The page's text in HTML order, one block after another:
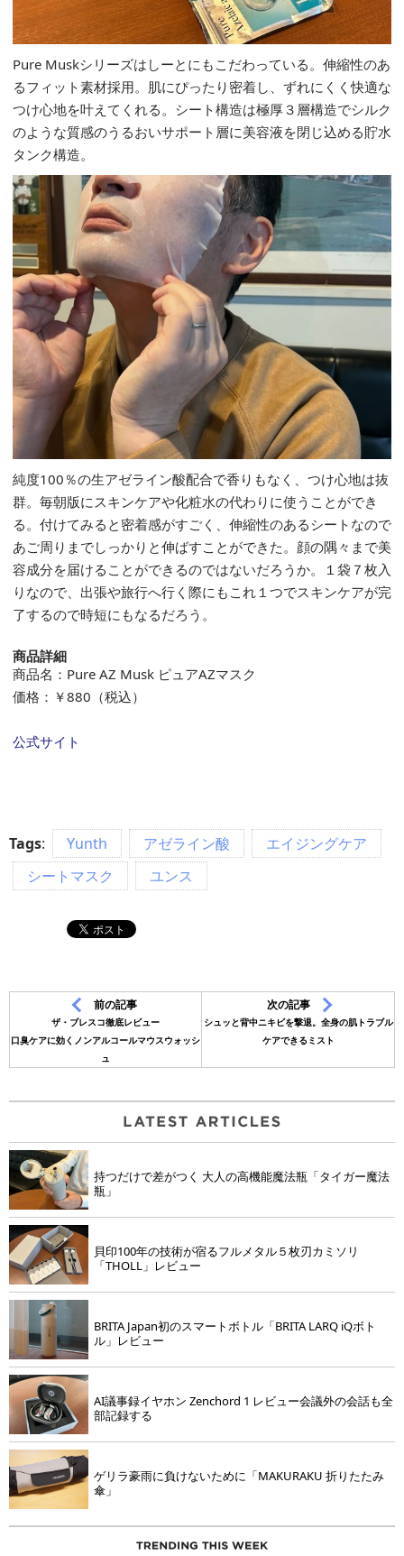
Pure Muskシリーズはしーとにもこだわっている。伸縮性のあ
るフィット素材採用。肌にぴったり密着し、ずれにくく快適な
つけ心地を叶えてくれる。シート構造は極厚３層構造でシルク
のような質感のうるおいサポート層に美容液を閉じ込める貯水
タンク構造。
純度100％の生アゼライン酸配合で香りもなく、つけ心地は抜
群。毎朝版にスキンケアや化粧水の代わりに使うことができ
る。付けてみると密着感がすごく、伸縮性のあるシートなので
あご周りまでしっかりと伸ばすことができた。顔の隅々まで美
容成分を届けることができるのではないだろうか。１袋７枚入
りなので、出張や旅行へ行く際にもこれ１つでスキンケアが完
了するので時短にもなるだろう。
商品詳細
商品名：Pure AZ Musk ピュアAZマスク
価格：￥880（税込）
公式サイト
Tags: Yunth アゼライン酸
エイジングケア
シートマスク
ユンス
前の記事
ザ・ブレスコ徹底レビュー
口臭ケアに効くノンアルコールマウスウォッシ
ュ
次の記事
シュッと背中ニキビを撃退。全身の肌トラブル
ケアできるミスト
持つだけで差がつく 大人の高機能魔法瓶「タイガー魔法
瓶」
貝印100年の技術が宿るフルメタル５枚刃カミソリ
「THOLL」レビュー
BRITA Japan初のスマートボトル「BRITA LARQ iQボト
ル」レビュー
AI議事録イヤホン Zenchord 1 レビュー会議外の会話も全
部記録する
ゲリラ豪雨に負けないために「MAKURAKU 折りたたみ
傘」